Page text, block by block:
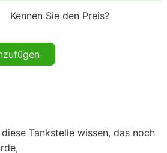
Kennen Sie den Preis?
Tankstelle wissen, das noch